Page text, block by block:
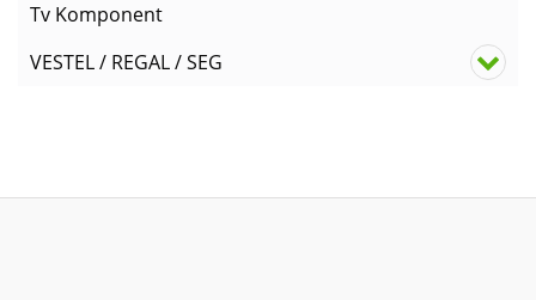
Tv Komponent
VESTEL / REGAL / SEG